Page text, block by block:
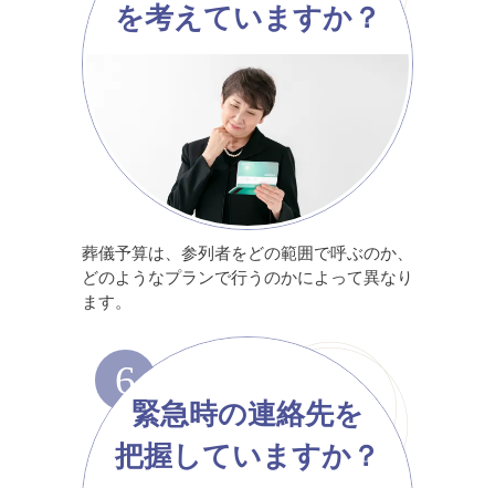
を考えていますか？
葬儀予算は、参列者をどの範囲で呼ぶのか、
どのようなプランで行うのかによって異なり
ます。
6
緊急時の連絡先を
把握していますか？